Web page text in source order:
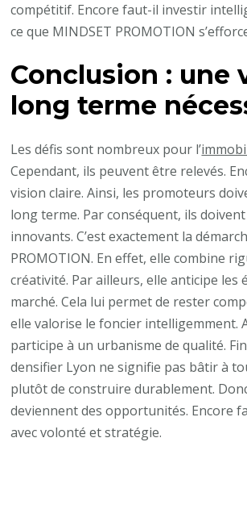
compétitif. Encore faut-il investir
ce que MINDSET PROMOTION
Conclusion : une
long terme
Les défis sont nombreux pour l’
Cependant, ils peuvent être relevés.
vision claire. Ainsi, les promoteurs
long terme. Par conséquent, ils
innovants. C’est exactement la
PROMOTION. En effet, elle combine
créativité. Par ailleurs, elle anticipe les
marché. Cela lui permet de rester
elle valorise le foncier intelligemment.
participe à un urbanisme de qualité.
densifier Lyon ne signifie pas bâtir à
plutôt de construire durablement.
deviennent des opportunités. Encore
avec volonté et stratégie.